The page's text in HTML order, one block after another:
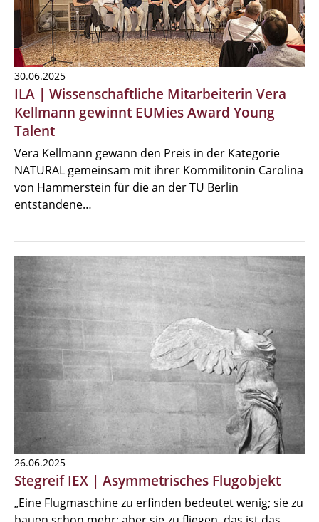
30.06.2025
ILA | Wissenschaftliche Mitarbeiterin Vera
Kellmann gewinnt EUMies Award Young
Talent
Vera Kellmann gewann den Preis in der Kategorie
NATURAL gemeinsam mit ihrer Kommilitonin Carolina
von Hammerstein für die an der TU Berlin
entstandene…
26.06.2025
Stegreif IEX | Asymmetrisches Flugobjekt
„Eine Flugmaschine zu erfinden bedeutet wenig; sie zu